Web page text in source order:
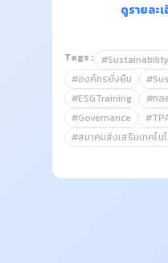
ดูรายละ
Tags : #Sustainability
#องค์กรยั่งยืน
#ESGTraining
#กล
#Governance
#สมาคมส่งเสริมเทคโ